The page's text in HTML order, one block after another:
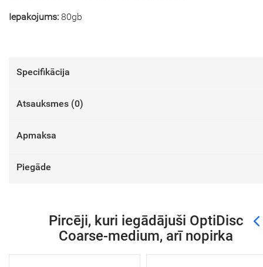
Iepakojums: 80gb
Specifikācija
Atsauksmes (0)
Apmaksa
Piegāde
Pircēji, kuri iegādājuši OptiDisc
Coarse-medium, arī nopirka